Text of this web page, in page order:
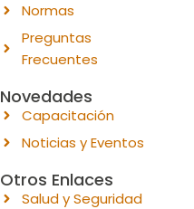
Normas
Preguntas
Frecuentes
Novedades
Capacitación
Noticias y Eventos
Otros Enlaces
Salud y Seguridad